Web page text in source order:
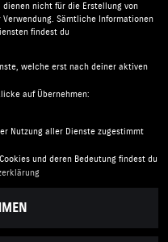
Str. 11 | 02977
|Batterieverordnung
nicht für die Erstellung von
Sämtliche Informationen
findest du
welche erst nach deiner aktiven
auf Übernehmen:
Nutzung aller Dienste zugestimmt
und deren Bedeutung findest du